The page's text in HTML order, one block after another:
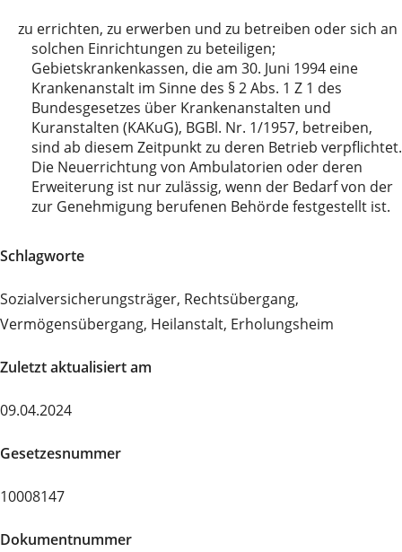
zu errichten, zu erwerben und zu betreiben oder sich an
solchen Einrichtungen zu beteiligen;
Gebietskrankenkassen, die am 30. Juni 1994 eine
Krankenanstalt im Sinne des § 2 Abs. 1 Z 1 des
Bundesgesetzes über Krankenanstalten und
Kuranstalten (KAKuG), BGBl. Nr. 1/1957, betreiben,
sind ab diesem Zeitpunkt zu deren Betrieb verpflichtet.
Die Neuerrichtung von Ambulatorien oder deren
Erweiterung ist nur zulässig, wenn der Bedarf von der
zur Genehmigung berufenen Behörde festgestellt ist.
Schlagworte
Sozialversicherungsträger, Rechtsübergang,
Vermögensübergang, Heilanstalt, Erholungsheim
Zuletzt aktualisiert am
09.04.2024
Gesetzesnummer
10008147
Dokumentnummer